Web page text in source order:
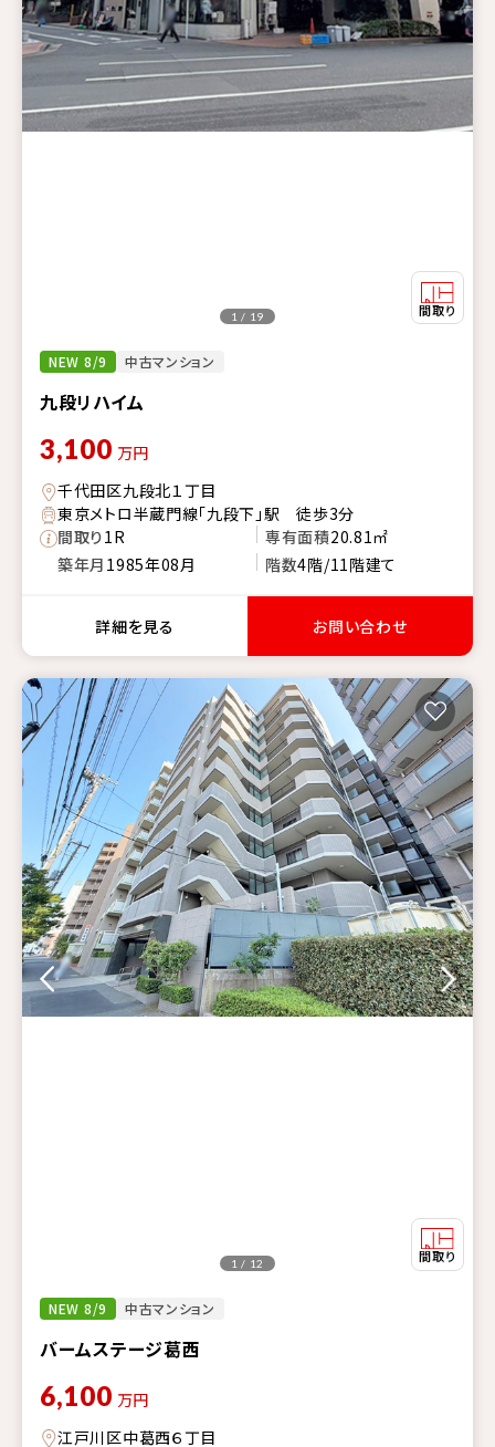
NEW 8/9 中古マンション
九段リハイム
1 / 19
3,100 万円
千代田区九段北１丁目
東京メトロ半蔵門線「九段下」駅 徒歩3分
間取り1R 専有面積20.81㎡
築年月 1985年08月 階数4階/11階建て
詳細を見る お問い合わせ
NEW 8/9 中古マンション
バームステージ葛西
1 / 12
6,100 万円
江戸川区中葛西６丁目